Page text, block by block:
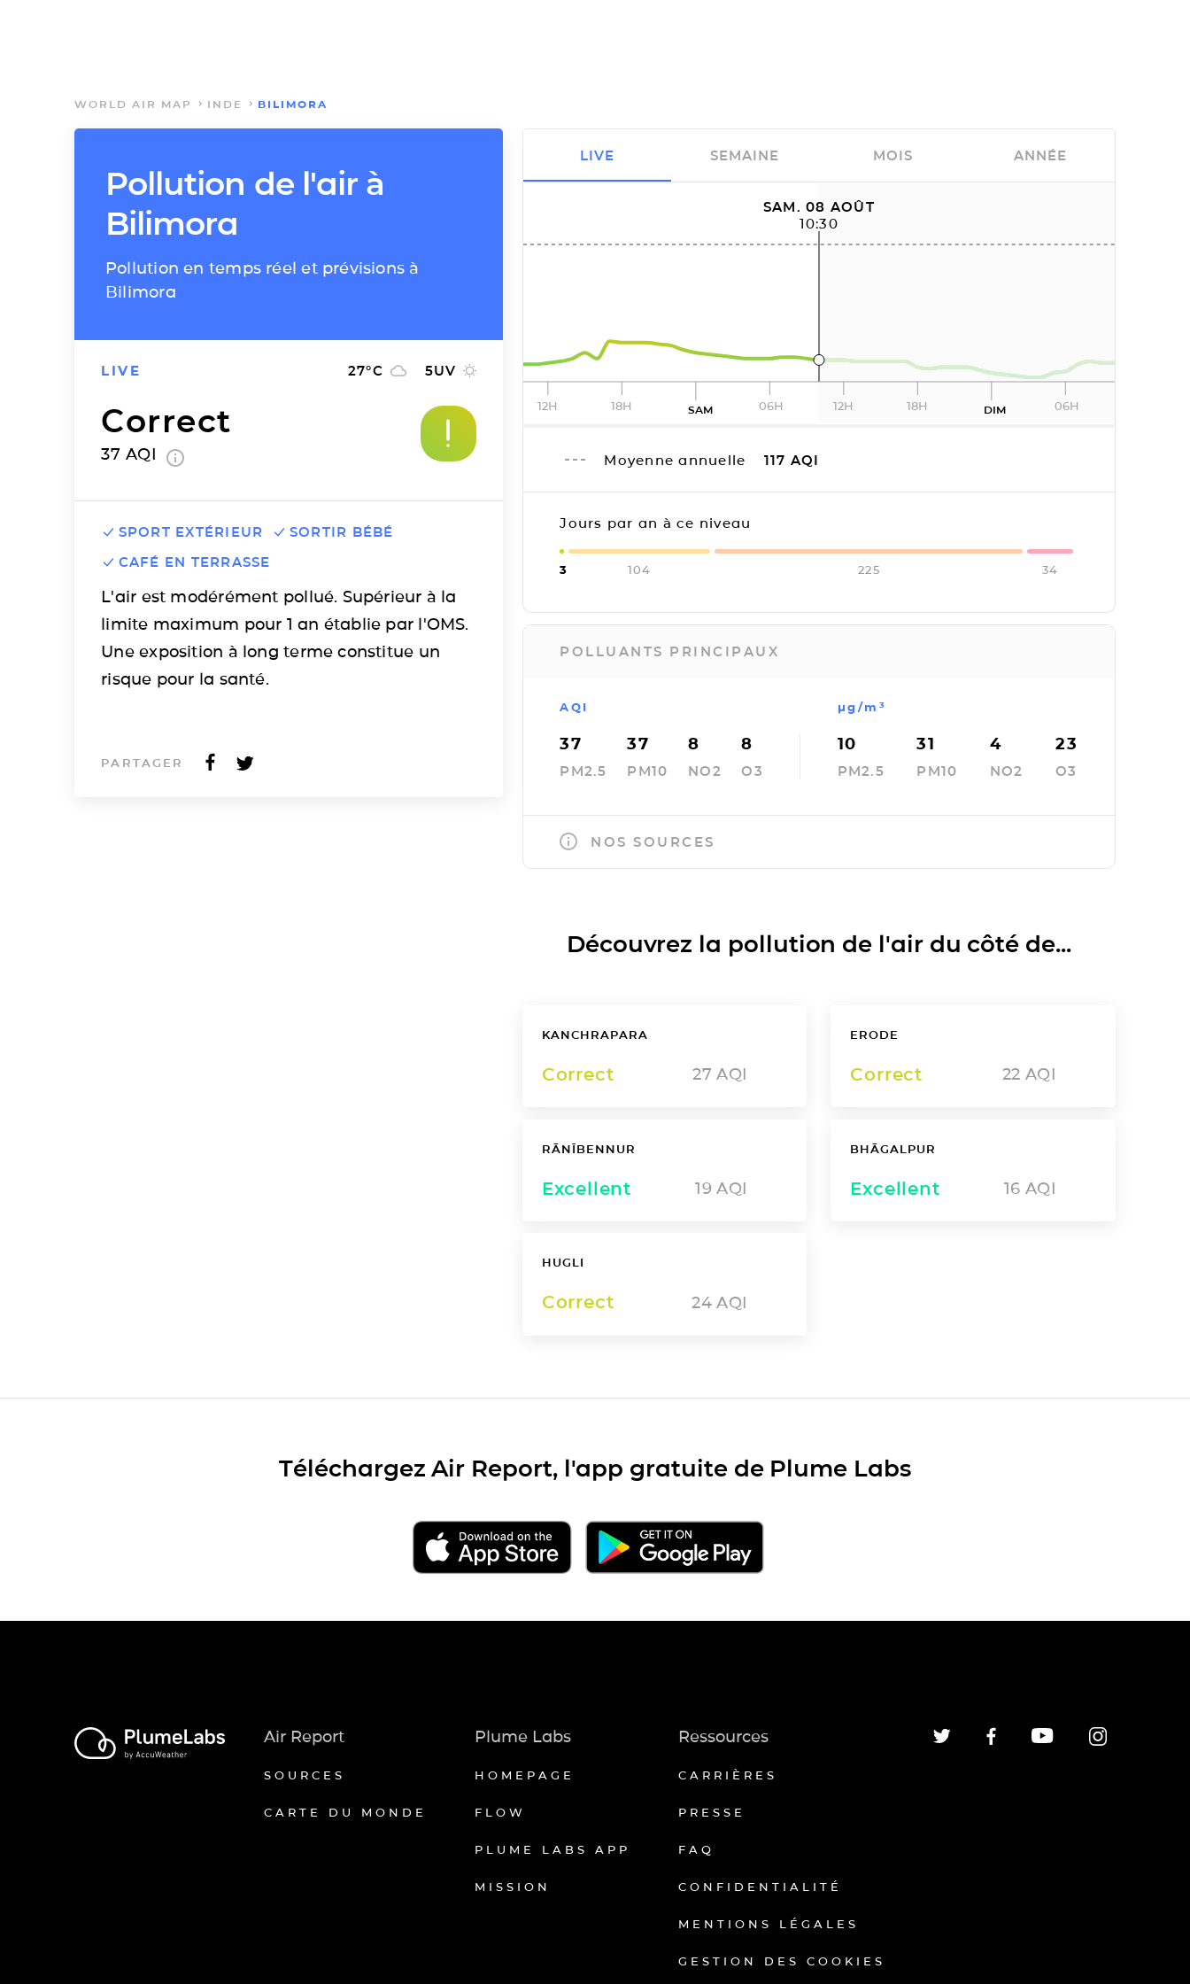
WORLD AIR MAP INDE BILIMORA
Pollution de l'air à
Bilimora
Pollution en temps réel et prévisions à
Bilimora
LIVE 27°C 5UV
Correct
37 AQI
SPORT EXTÉRIEUR
SORTIR BÉBÉ
CAFÉ EN TERRASSE
L'air est modérément pollué. Supérieur à la
limite maximum pour 1 an établie par l'OMS.
Une exposition à long terme constitue un
risque pour la santé.
PARTAGER
SAM. 08 AOÛT
10:30
12H 18H SAM 06H 12H 18H DIM 06H
Moyenne annuelle 117 AQI
Jours par an à ce niveau
3 104 225 34
POLLUANTS PRINCIPAUX
AQI
37
PM2.5
37
PM10
8
NO2
8
O3
µg/m³
10
PM2.5
31
PM10
4
NO2
23
O3
NOS SOURCES
LIVE SEMAINE MOIS ANNÉE
Découvrez la pollution de l'air du côté de...
KANCHRAPARA
Correct 27 AQI
ERODE
Correct 22 AQI
RĀNĪBENNUR
Excellent 19 AQI
BHĀGALPUR
Excellent 16 AQI
HUGLI
Correct 24 AQI
Téléchargez Air Report, l'app gratuite de Plume Labs
Air Report
SOURCES
CARTE DU MONDE
Plume Labs
HOMEPAGE
FLOW
PLUME LABS APP
MISSION
Ressources
CARRIÈRES
PRESSE
FAQ
CONFIDENTIALITÉ
MENTIONS LÉGALES
GESTION DES COOKIES